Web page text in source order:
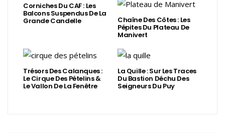
Corniches Du CAF : Les
Balcons Suspendus De La
Grande Candelle Chaîne Des Côtes : Les
Pépites Du Plateau De
Manivert
Trésors Des Calanques :
Le Cirque Des Pételins &
Le Vallon De La Fenêtre
La Quille : Sur Les Traces
Du Bastion Déchu Des
Seigneurs Du Puy